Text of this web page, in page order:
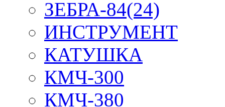
ЗЕБРА-84(24)
ИНСТРУМЕНТ
КАТУШКА
КМЧ-300
КМЧ-380